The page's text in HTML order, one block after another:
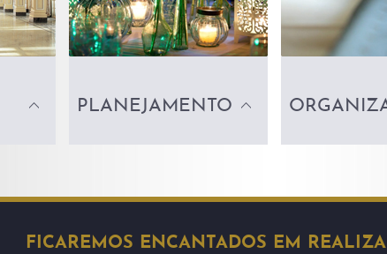
PLANEJAMENTO
FICAREMOS ENCANTADOS EM